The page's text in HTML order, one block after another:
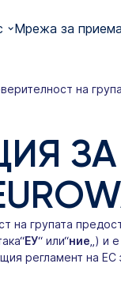
Мрежа за
на
на групата
ЕУ“ или“ние „) и
регламент на ЕС